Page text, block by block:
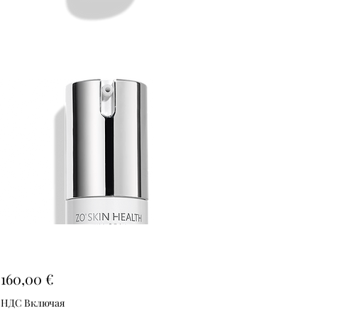
160,00 €Цена
НДС Включая